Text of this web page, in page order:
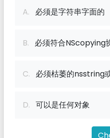
A. 必须是字符串字面的
B. 必须符合NScopying
C. 必须枯萎的nsstring
D. 可以是任何对象